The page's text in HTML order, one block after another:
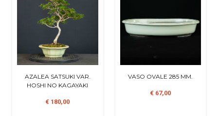
AZALEA SATSUKI VAR.
HOSHI NO KAGAYAKI
€ 180,00
VASO OVALE 285 MM.
€ 67,00